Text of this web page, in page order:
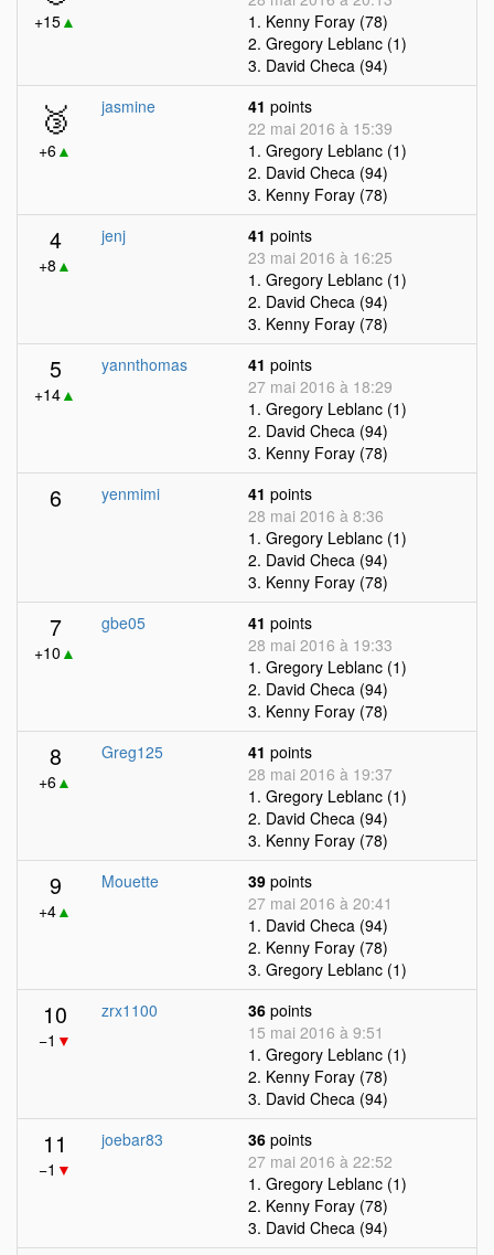
+15▲
1. Kenny Foray (78)
2. Gregory Leblanc (1)
3. David Checa (94)
🥉
+6▲
jasmine 41 points
22 mai 2016 à 15:39
1. Gregory Leblanc (1)
2. David Checa (94)
3. Kenny Foray (78)
4
+8 ▲
jenj 41 points
23 mai 2016 à 16:25
1. Gregory Leblanc (1)
2. David Checa (94)
3. Kenny Foray (78)
5
+14▲
yannthomas 41 points
27 mai 2016 à 18:29
1. Gregory Leblanc (1)
2. David Checa (94)
3. Kenny Foray (78)
6 yenmimi 41 points
28 mai 2016 à 8:36
1. Gregory Leblanc (1)
2. David Checa (94)
3. Kenny Foray (78)
7
+10 ▲
gbe05 41 points
28 mai 2016 à 19:33
1. Gregory Leblanc (1)
2. David Checa (94)
3. Kenny Foray (78)
8
+6▲
Greg125 41 points
28 mai 2016 à 19:37
1. Gregory Leblanc (1)
2. David Checa (94)
3. Kenny Foray (78)
9
+4▲
Mouette 39 points
27 mai 2016 à 20:41
1. David Checa (94)
2. Kenny Foray (78)
3. Gregory Leblanc (1)
10
−1 ▼
zrx1100 36 points
15 mai 2016 à 9:51
1. Gregory Leblanc (1)
2. Kenny Foray (78)
3. David Checa (94)
11
−1 ▼
joebar83 36 points
27 mai 2016 à 22:52
1. Gregory Leblanc (1)
2. Kenny Foray (78)
3. David Checa (94)